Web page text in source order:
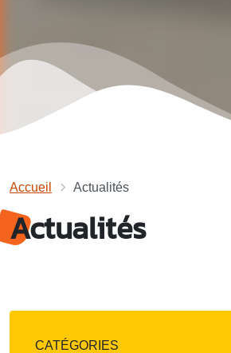
Accueil Actualités
Actualités
CATÉGORIES